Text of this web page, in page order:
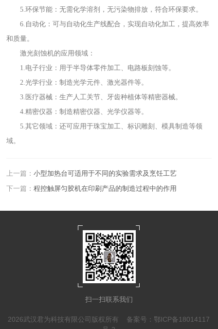
5.环保节能：无需化学溶剂，无污染物排放，符合环保要求。
6.自动化：可与自动化生产线配合，实现自动化加工，提高效率
和质量。
激光刻蚀机的应用领域：
1.电子行业：用于半导体零件加工、电路板刻蚀等。
2.光学行业：制造光学元件、激光器件等。
3.医疗器械：生产人工关节、牙齿种植体等精密器械。
4.精密仪器：制造精密仪器、光学仪器等。
5.其它领域：还可应用于珠宝加工、标识雕刻、模具制造等领
域。
上一篇：小型加热台可适用于不同的实验需求及烹饪工艺
下一篇：程控触屏匀胶机在印刷产品的制造过程中的作用
扫一扫联系我们
2026武汉君为科技有限公司版权所有 备案号：鄂ICP备18014117